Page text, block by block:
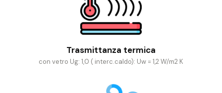
Trasmittanza termica
con vetro Ug: 1,0 ( interc.caldo): Uw = 1,2 W/m2 K